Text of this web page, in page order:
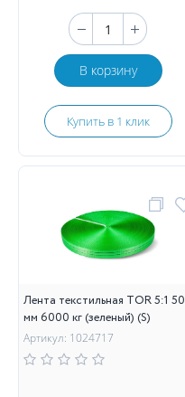
В корзину
Купить в 1 клик
Лента текстильная TOR 5:1 50
мм 6000 кг (зеленый) (S)
Артикул: 1024717